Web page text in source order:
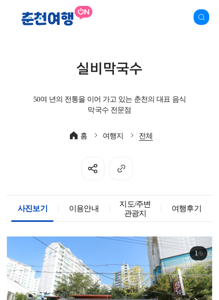
실비막국수
50여 년의 전통을 이어 가고 있는 춘천의 대표 음식
막국수 전문점
홈 여행지 전체
사진보기 이용안내
지도/주변
관광지
여행후기
1/6